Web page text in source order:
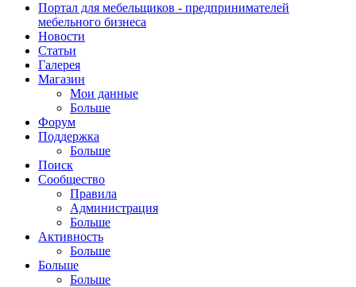
Портал для мебельщиков - предпринимателей
мебельного бизнеса
Новости
Статьи
Галерея
Магазин
Мои данные
Больше
Форум
Поддержка
Больше
Поиск
Сообщество
Правила
Администрация
Больше
Активность
Больше
Больше
Больше